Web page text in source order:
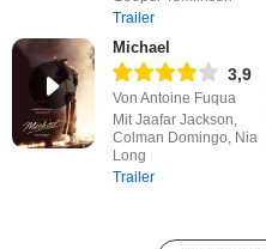
Trailer
Michael
3,9
Von Antoine Fuqua
Mit Jaafar Jackson,
Colman Domingo, Nia
Long
Trailer